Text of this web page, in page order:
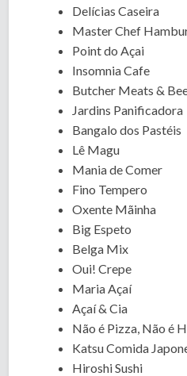
Delícias Caseira
Master Chef
Point do Açai
Insomnia Cafe
Butcher Meats &
Jardins Panificadora
Bangalo dos Pastéis
Lê Magu
Mania de Comer
Fino Tempero
Oxente Mãinha
Big Espeto
Belga Mix
Oui! Crepe
Maria Açaí
Açaí & Cia
Não é Pizza, Não é
Katsu Comida
Hiroshi Sushi